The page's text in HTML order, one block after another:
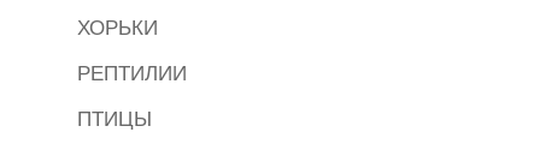
ХОРЬКИ
РЕПТИЛИИ
ПТИЦЫ